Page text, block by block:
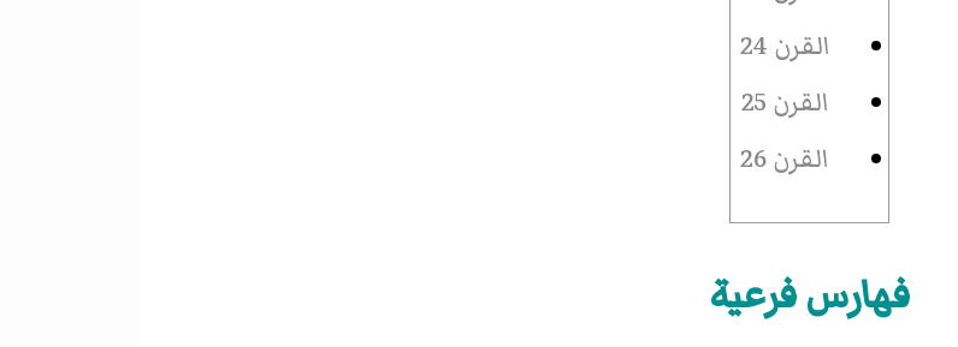
القرن 24
القرن 25
القرن 26
فهارس فرعية